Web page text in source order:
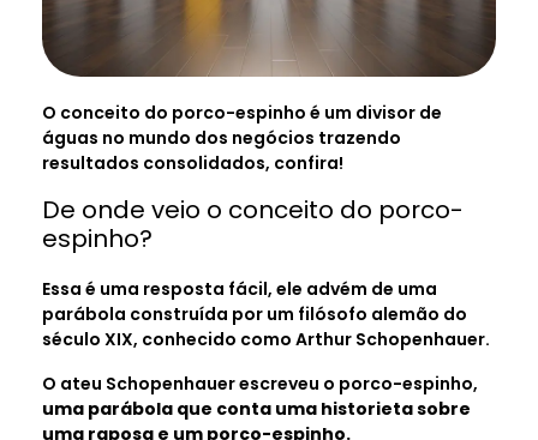
O conceito do porco-espinho é um divisor de
águas no mundo dos negócios trazendo
resultados consolidados, confira!
De onde veio o conceito do porco-
espinho?
Essa é uma resposta fácil, ele advém de uma
parábola construída por um filósofo alemão do
século XIX, conhecido como Arthur Schopenhauer.
O ateu Schopenhauer escreveu o porco-espinho,
uma parábola que conta uma historieta sobre
uma raposa e um porco-espinho.